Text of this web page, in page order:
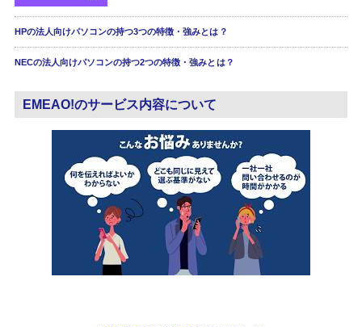
HPの法人向けパソコンの持つ3つの特徴・強みとは？
NECの法人向けパソコンの持つ2つの特徴・強みとは？
EMEAO!のサービス内容について